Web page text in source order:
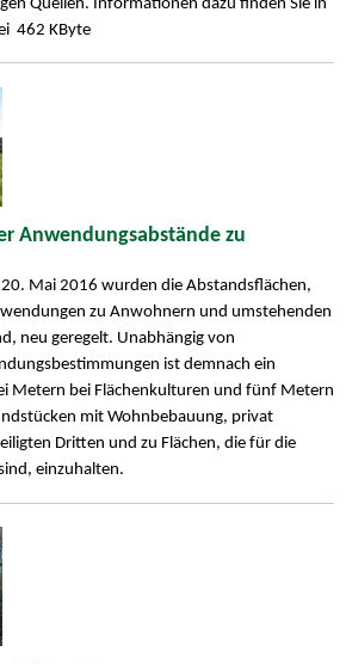
Quellen. Informationen dazu finden Sie in
462 KByte
Anwendungsabstände zu
Mai 2016 wurden die Abstandsflächen,
zu Anwohnern und umstehenden
neu geregelt. Unabhängig von
ist demnach ein
Metern bei Flächenkulturen und fünf Metern
mit Wohnbebauung, privat
Dritten und zu Flächen, die für die
einzuhalten.